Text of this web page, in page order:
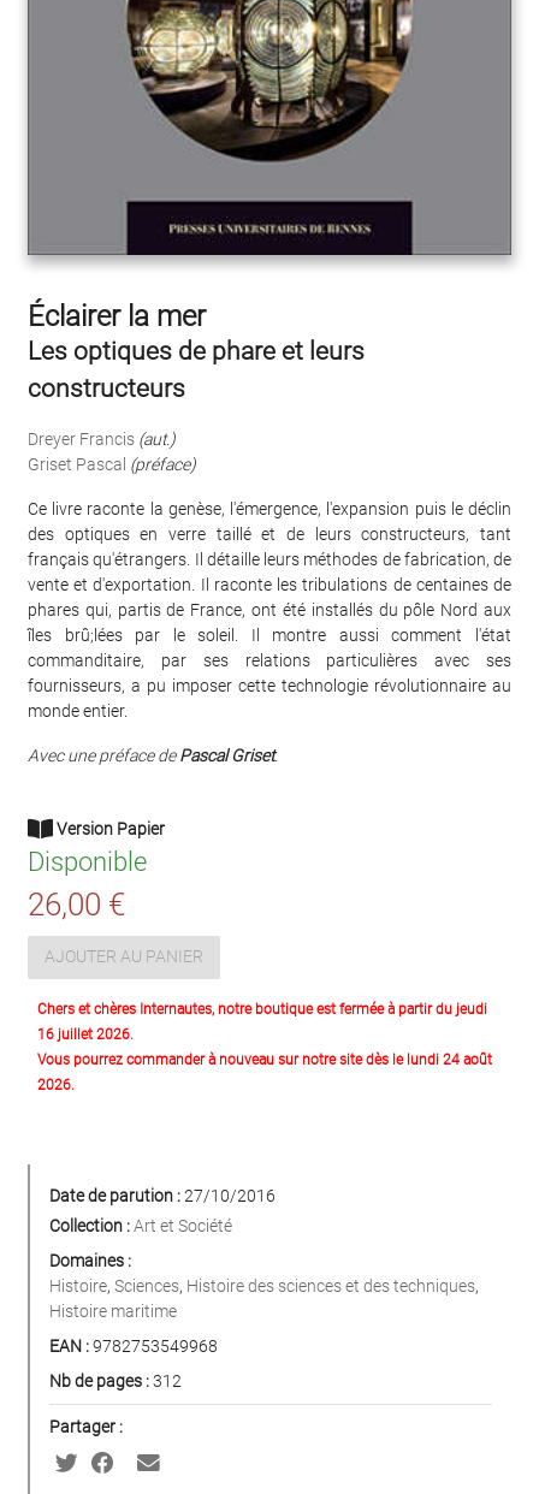
Éclairer la mer
Les optiques de phare et leurs
constructeurs
Dreyer Francis (aut.)
Griset Pascal (préface)
Ce livre raconte la genèse, l'émergence, l'expansion puis le déclin
des optiques en verre taillé et de leurs constructeurs, tant
français qu'étrangers. Il détaille leurs méthodes de fabrication, de
vente et d'exportation. Il raconte les tribulations de centaines de
phares qui, partis de France, ont été installés du pôle Nord aux
îles brû;lées par le soleil. Il montre aussi comment l'état
commanditaire, par ses relations particulières avec ses
fournisseurs, a pu imposer cette technologie révolutionnaire au
monde entier.
Avec une préface dePascal Griset.
Version Papier
Disponible
26,00 €
AJOUTER AU PANIER
Chers et chères Internautes, notre boutique est fermée à partir du jeudi
16 juillet 2026.
Vous pourrez commander à nouveau sur notre site dès le lundi 24 août
2026.
Date de parution :27/10/2016
Collection :Art et Société
Domaines :
Histoire, Sciences, Histoire des sciences et des techniques,
Histoire maritime
EAN :9782753549968
Nb de pages :312
Partager :